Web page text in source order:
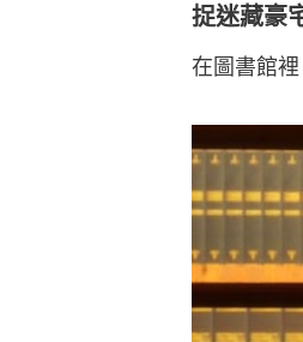
捉迷藏豪
在圖書館